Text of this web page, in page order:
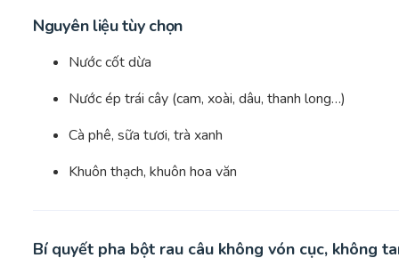
Nguyên liệu tùy chọn
Nước cốt dừa
Nước ép trái cây (cam, xoài, dâu, thanh long…)
Cà phê, sữa tươi, trà xanh
Khuôn thạch, khuôn hoa văn
Bí quyết pha bột rau câu không vón cục, không